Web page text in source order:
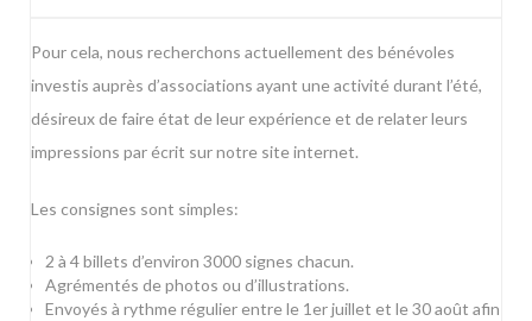
Pour cela, nous recherchons actuellement des bénévoles
investis auprès d’associations ayant une activité durant l’été,
désireux de faire état de leur expérience et de relater leurs
impressions par écrit sur notre site internet.
Les consignes sont simples:
2 à 4 billets d’environ 3000 signes chacun.
Agrémentés de photos ou d’illustrations.
Envoyés à rythme régulier entre le 1er juillet et le 30 août afin